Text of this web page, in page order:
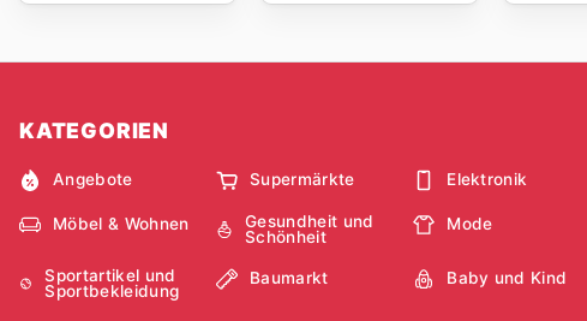
KATEGORIEN
Angebote Supermärkte Elektronik
Möbel & Wohnen
Gesundheit und
Schönheit
Mode
Sportartikel und
Sportbekleidung
Baumarkt Baby und Kind